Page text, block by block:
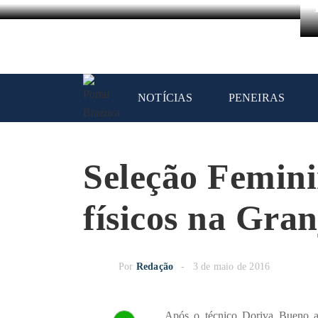
NOTÍCIAS PENEIRAS
Seleção
físicos na
Por Redação 3 de maio de 2016
Após o técnico Doriva Bueno